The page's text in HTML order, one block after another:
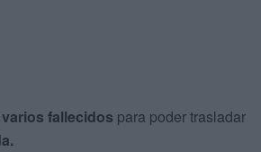
fallecidos para poder trasladar